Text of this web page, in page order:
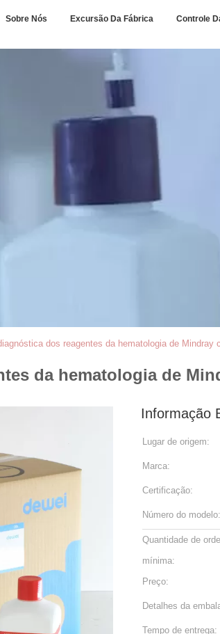
Sobre Nós Excursão Da Fábrica Controle
dos reagentes da hematologia de Mindray
da hematologia de
Informação
Lugar de origem:
Marca:
Certificação:
Número do modelo:
Quantidade de
mínima:
Preço:
Detalhes da
Tempo de entrega: